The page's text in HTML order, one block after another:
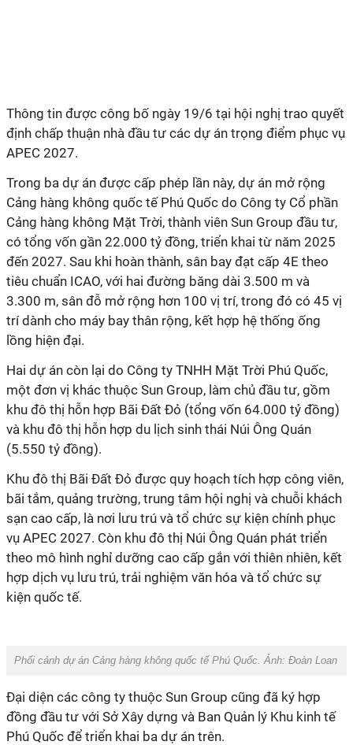
Thông tin được công bố ngày 19/6 tại hội nghị trao quyết
định chấp thuận nhà đầu tư các dự án trọng điểm phục vụ
APEC 2027.
Trong ba dự án được cấp phép lần này, dự án mở rộng
Cảng hàng không quốc tế Phú Quốc do Công ty Cổ phần
Cảng hàng không Mặt Trời, thành viên Sun Group đầu tư,
có tổng vốn gần 22.000 tỷ đồng, triển khai từ năm 2025
đến 2027. Sau khi hoàn thành, sân bay đạt cấp 4E theo
tiêu chuẩn ICAO, với hai đường băng dài 3.500 m và
3.300 m, sân đỗ mở rộng hơn 100 vị trí, trong đó có 45 vị
trí dành cho máy bay thân rộng, kết hợp hệ thống ống
lồng hiện đại.
Hai dự án còn lại do Công ty TNHH Mặt Trời Phú Quốc,
một đơn vị khác thuộc Sun Group, làm chủ đầu tư, gồm
khu đô thị hỗn hợp Bãi Đất Đỏ (tổng vốn 64.000 tỷ đồng)
và khu đô thị hỗn hợp du lịch sinh thái Núi Ông Quán
(5.550 tỷ đồng).
Khu đô thị Bãi Đất Đỏ được quy hoạch tích hợp công viên,
bãi tắm, quảng trường, trung tâm hội nghị và chuỗi khách
sạn cao cấp, là nơi lưu trú và tổ chức sự kiện chính phục
vụ APEC 2027. Còn khu đô thị Núi Ông Quán phát triển
theo mô hình nghỉ dưỡng cao cấp gắn với thiên nhiên, kết
hợp dịch vụ lưu trú, trải nghiệm văn hóa và tổ chức sự
kiện quốc tế.
Phối cảnh dự án Cảng hàng không quốc tế Phú Quốc. Ảnh: Đoàn Loan
Đại diện các công ty thuộc Sun Group cũng đã ký hợp
đồng đầu tư với Sở Xây dựng và Ban Quản lý Khu kinh tế
Phú Quốc để triển khai ba dự án trên.